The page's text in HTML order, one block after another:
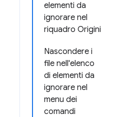
elementi da
ignorare nel
riquadro Origini
Nascondere i
file nell'elenco
di elementi da
ignorare nel
menu dei
comandi